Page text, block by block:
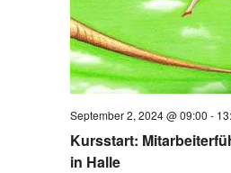
September 2, 2024 @ 09:00 -
Kursstart:
in Halle